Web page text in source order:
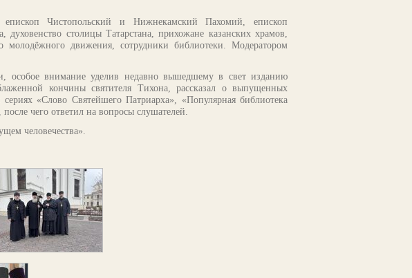
Чистопольский и Нижнекамский Пахомий, епископ
столицы Татарстана, прихожане казанских храмов,
молодёжного движения, сотрудники библиотеки. Модератором
особое внимание уделив недавно вышедшему в свет изданию
кончины святителя Тихона, рассказал о выпущенных
«Слово Святейшего Патриарха», «Популярная библиотека
чего ответил на вопросы слушателей.
человечества».